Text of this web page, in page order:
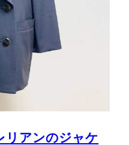
リアンのジャケ